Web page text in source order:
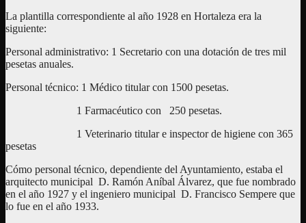
La plantilla correspondiente al año 1928 en Hortaleza era la
siguiente:
Personal administrativo: 1 Secretario con una dotación de tres mil
pesetas anuales.
Personal técnico: 1 Médico titular con 1500 pesetas.
1 Farmacéutico con 250 pesetas.
1 Veterinario titular e inspector de higiene con 365
pesetas
Cómo personal técnico, dependiente del Ayuntamiento, estaba el
arquitecto municipal D. Ramón Aníbal Álvarez, que fue nombrado
en el año 1927 y el ingeniero municipal D. Francisco Sempere que
lo fue en el año 1933.